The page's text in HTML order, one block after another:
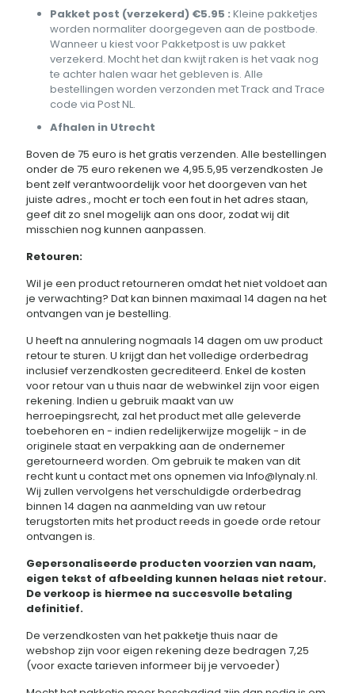
Pakket post (verzekerd) €5.95 : Kleine pakketjes
worden normaliter doorgegeven aan de postbode.
Wanneer u kiest voor Pakketpost is uw pakket
verzekerd. Mocht het dan kwijt raken is het vaak nog
te achter halen waar het gebleven is. Alle
bestellingen worden verzonden met Track and Trace
code via Post NL.
Afhalen in Utrecht
Boven de 75 euro is het gratis verzenden. Alle bestellingen
onder de 75 euro rekenen we 4,95.5,95 verzendkosten Je
bent zelf verantwoordelijk voor het doorgeven van het
juiste adres., mocht er toch een fout in het adres staan,
geef dit zo snel mogelijk aan ons door, zodat wij dit
misschien nog kunnen aanpassen.
Retouren:
Wil je een product retourneren omdat het niet voldoet aan
je verwachting? Dat kan binnen maximaal 14 dagen na het
ontvangen van je bestelling.
U heeft na annulering nogmaals 14 dagen om uw product
retour te sturen. U krijgt dan het volledige orderbedrag
inclusief verzendkosten gecrediteerd. Enkel de kosten
voor retour van u thuis naar de webwinkel zijn voor eigen
rekening. Indien u gebruik maakt van uw
herroepingsrecht, zal het product met alle geleverde
toebehoren en - indien redelijkerwijze mogelijk - in de
originele staat en verpakking aan de ondernemer
geretourneerd worden. Om gebruik te maken van dit
recht kunt u contact met ons opnemen via Info@lynaly.nl.
Wij zullen vervolgens het verschuldigde orderbedrag
binnen 14 dagen na aanmelding van uw retour
terugstorten mits het product reeds in goede orde retour
ontvangen is.
Gepersonaliseerde producten voorzien van naam,
eigen tekst of afbeelding kunnen helaas niet retour.
De verkoop is hiermee na succesvolle betaling
definitief.
De verzendkosten van het pakketje thuis naar de
webshop zijn voor eigen rekening deze bedragen 7,25
(voor exacte tarieven informeer bij je vervoeder)